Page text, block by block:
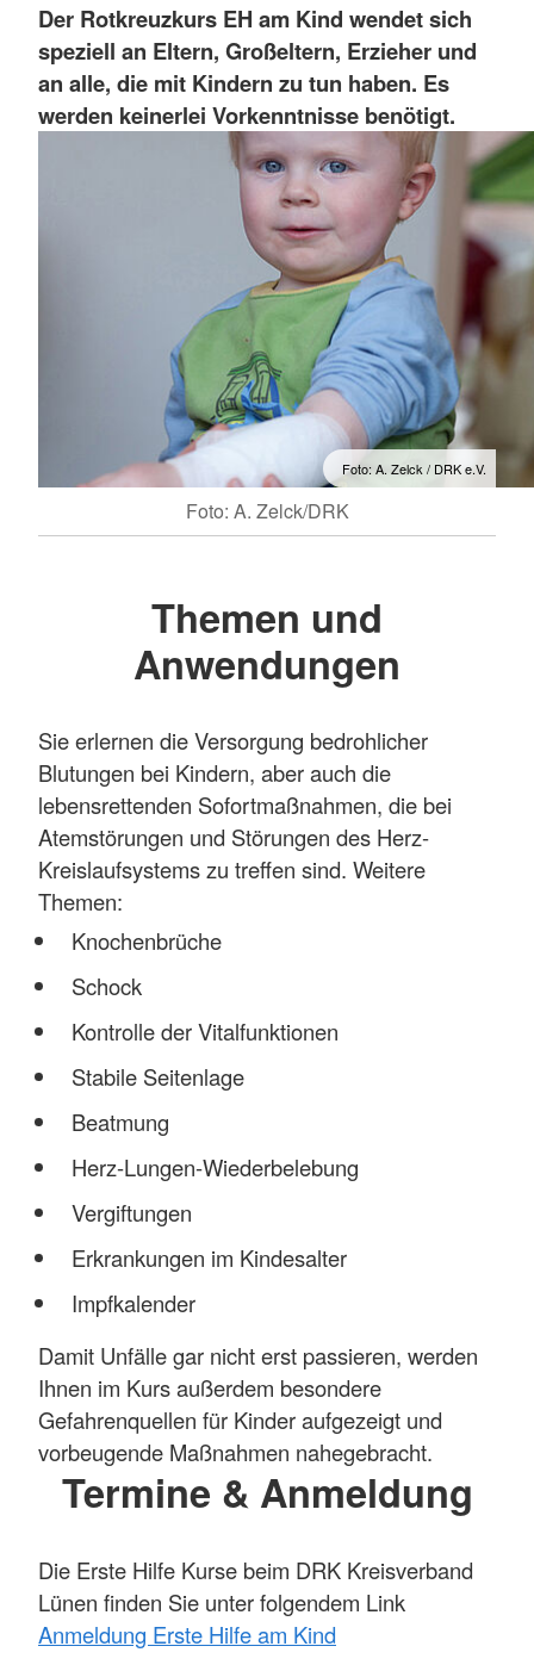
Der Rotkreuzkurs EH am Kind wendet sich
speziell an Eltern, Großeltern, Erzieher und
an alle, die mit Kindern zu tun haben. Es
werden keinerlei Vorkenntnisse benötigt.
Foto: A. Zelck / DRK e.V.
Foto: A. Zelck/DRK
Themen und
Anwendungen
Sie erlernen die Versorgung bedrohlicher
Blutungen bei Kindern, aber auch die
lebensrettenden Sofortmaßnahmen, die bei
Atemstörungen und Störungen des Herz-
Kreislaufsystems zu treffen sind. Weitere
Themen:
Knochenbrüche
Schock
Kontrolle der Vitalfunktionen
Stabile Seitenlage
Beatmung
Herz-Lungen-Wiederbelebung
Vergiftungen
Erkrankungen im Kindesalter
Impfkalender
Damit Unfälle gar nicht erst passieren, werden
Ihnen im Kurs außerdem besondere
Gefahrenquellen für Kinder aufgezeigt und
vorbeugende Maßnahmen nahegebracht.
Termine & Anmeldung
Die Erste Hilfe Kurse beim DRK Kreisverband
Lünen finden Sie unter folgendem Link
Anmeldung Erste Hilfe am Kind